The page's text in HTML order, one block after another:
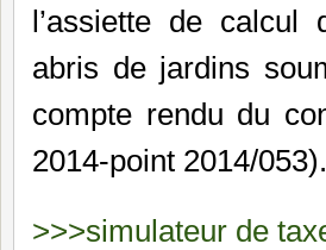
l’assiette de calcul
abris de jardins
compte rendu du
2014-point 2014/053).
>>>simulateur de